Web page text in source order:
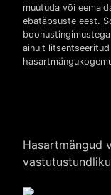
muutuda või
ebatäpsuste eest.
ainult
Hasartmängud